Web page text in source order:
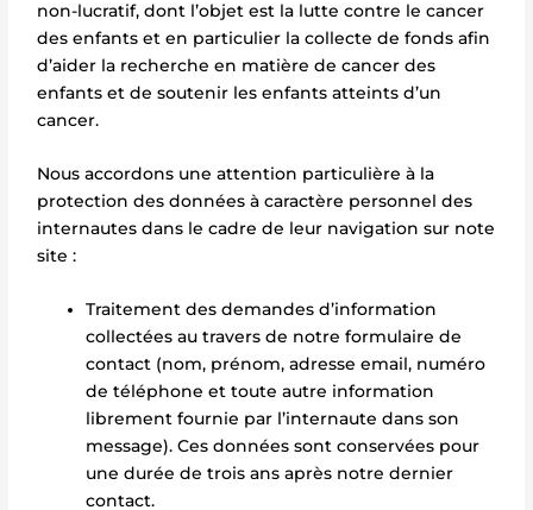
non-lucratif, dont l’objet est la lutte contre le cancer
des enfants et en particulier la collecte de fonds afin
d’aider la recherche en matière de cancer des
enfants et de soutenir les enfants atteints d’un
cancer.
Nous accordons une attention particulière à la
protection des données à caractère personnel des
internautes dans le cadre de leur navigation sur note
site :
Traitement des demandes d’information
collectées au travers de notre formulaire de
contact (nom, prénom, adresse email, numéro
de téléphone et toute autre information
librement fournie par l’internaute dans son
message). Ces données sont conservées pour
une durée de trois ans après notre dernier
contact.